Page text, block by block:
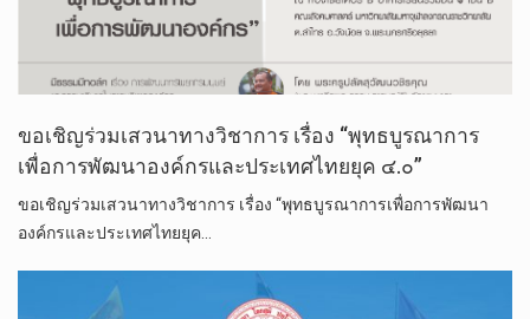
ขอเชิญร่วมเสวนาทางวิชาการ เรื่อง “พุทธบูรณาการ
เพื่อการพัฒนาองค์กรและประเทศไทยยุค ๔.๐”
ขอเชิญร่วมเสวนาทางวิชาการ เรื่อง “พุทธบูรณาการเพื่อการพัฒนา
องค์กรและประเทศไทยยุค…